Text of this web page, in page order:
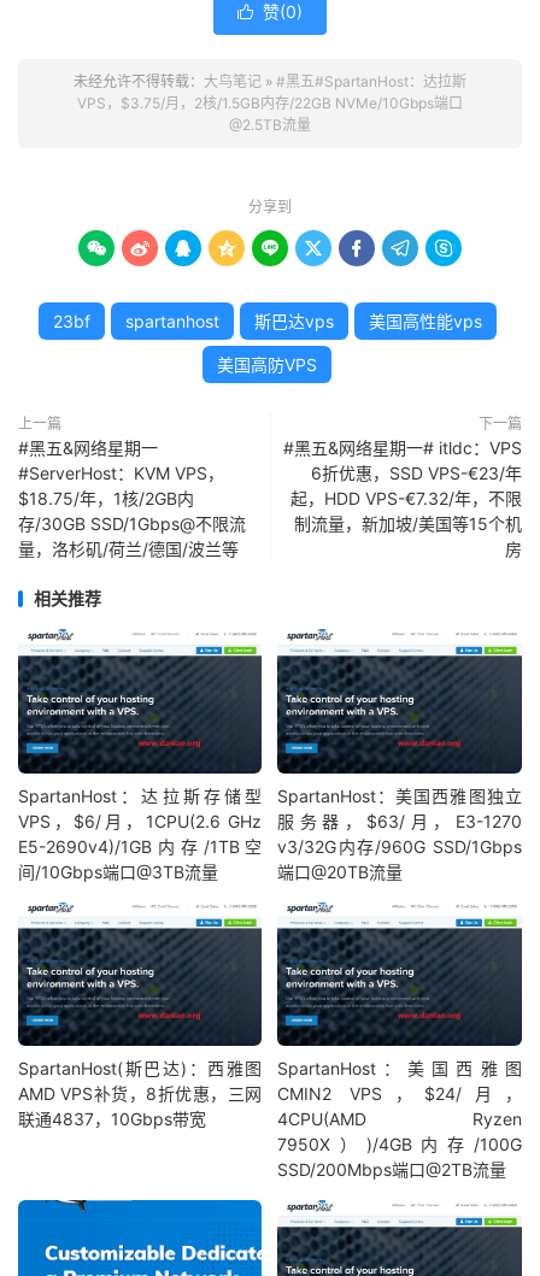
 赞(0)
未经允许不得转载： 大鸟笔记 » #黑五#SpartanHost：达拉斯
VPS，$3.75/月，2核/1.5GB内存/22GB NVMe/10Gbps端口
@2.5TB流量
分享到
        
23bf spartanhost 斯巴达vps 美国高性能vps
美国高防VPS
上一篇
#黑五&网络星期一
#ServerHost：KVM VPS，
$18.75/年，1核/2GB内
存/30GB SSD/1Gbps@不限流
量，洛杉矶/荷兰/德国/波兰等
下一篇
#黑五&网络星期一# itldc：VPS
6折优惠，SSD VPS-€23/年
起，HDD VPS-€7.32/年，不限
制流量，新加坡/美国等15个机
房
相关推荐
SpartanHost：达拉斯存储型
VPS，$6/月，1CPU(2.6 GHz
E5-2690v4)/1GB内存/1TB空
间/10Gbps端口@3TB流量
SpartanHost：美国西雅图独立
服务器，$63/月，E3-1270
v3/32G内存/960G SSD/1Gbps
端口@20TB流量
SpartanHost(斯巴达)：西雅图
AMD VPS补货，8折优惠，三网
联通4837，10Gbps带宽
SpartanHost：美国西雅图
CMIN2 VPS，$24/月，
4CPU(AMD Ryzen
7950X）)/4GB内存/100G
SSD/200Mbps端口@2TB流量